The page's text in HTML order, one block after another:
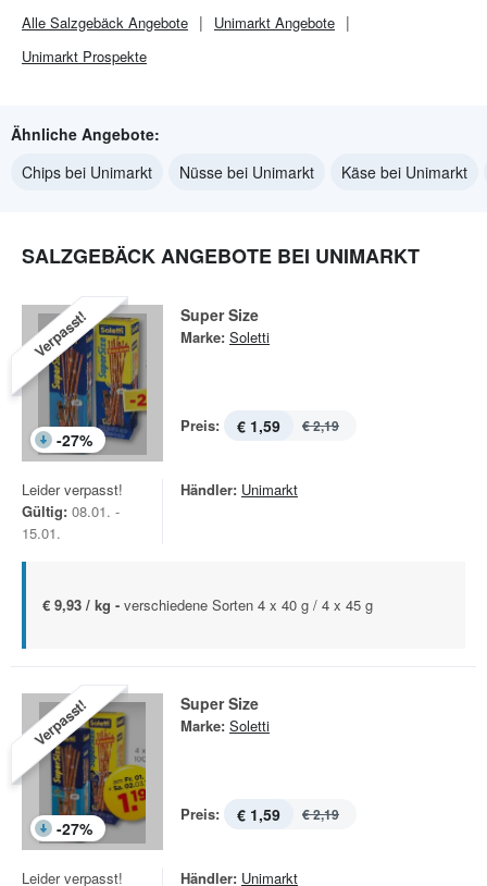
Alle Salzgebäck Angebote Unimarkt Angebote
Unimarkt Prospekte
Ähnliche Angebote:
Chips bei Unimarkt
Nüsse bei Unimarkt Käse bei Unimarkt
SALZGEBÄCK ANGEBOTE BEI UNIMARKT
Verpasst!
-27%
Super Size
Marke: Soletti
Preis: € 1,59 € 2,19
Leider verpasst!
Gültig: 08.01. -
15.01.
Händler: Unimarkt
€ 9,93 / kg - verschiedene Sorten 4 x 40 g / 4 x 45 g
Verpasst!
-27%
Super Size
Marke: Soletti
Preis: € 1,59 € 2,19
Leider verpasst!
Händler: Unimarkt